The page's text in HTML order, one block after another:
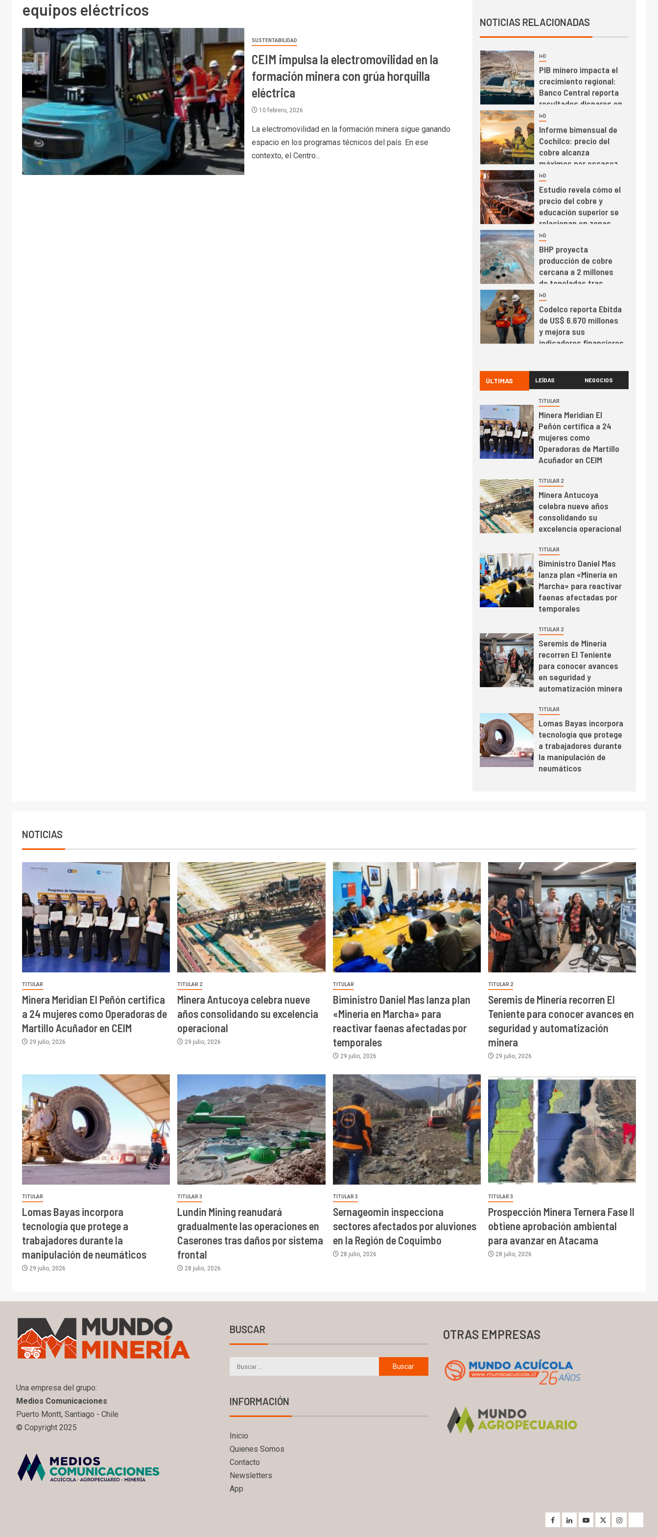
equipos eléctricos
SUSTENTABILIDAD
CEIM impulsa la electromovilidad en la
formación minera con grúa horquilla
eléctrica
10 febrero, 2026
La electromovilidad en la formación minera sigue ganando
espacio en los programas técnicos del país. En ese
contexto, el Centro...
NOTICIAS RELACIONADAS
mayo de 2026 cae
10,6%
3 I+D
PIB minero impacta el
crecimiento regional:
Banco Central reporta
resultados dispares en
el primer trimestre
4 I+D
Informe bimensual de
Cochilco: precio del
cobre alcanza
máximos por escasez
de concentrados
5 I+D
Estudio revela cómo el
precio del cobre y
educación superior se
relacionan en zonas
mineras
6 I+D
BHP proyecta
producción de cobre
cercana a 2 millones
de toneladas tras
récord en Escondida
I+D
Codelco reporta Ebitda
de US$ 6.670 millones
y mejora sus
indicadores financieros
Codelco Ventanas
prueba camión 100%
eléctrico para
transportar cátodos al
Puerto de San Antonio
2 I+D
Producción minera en
mayo de 2026 cae
10,6%
PIB minero impacta el
crecimiento regional:
Banco Central reporta
resultados dispares en
el primer trimestre
Informe bimensual de
Cochilco: precio del
cobre alcanza
máximos por escasez
de concentrados
5 I+D
Estudio revela cómo el
educación superior se
relacionan en zonas
mineras
6 I+D
BHP proyecta
producción de cobre
cercana a 2 millones
récord en Escondida
I+D
Codelco reporta Ebitda
de US$ 6.670 millones
y mejora sus
indicadores financieros
ÚLTIMAS LEÍDAS NEGOCIOS
TITULAR
Minera Meridian El
Peñón certifica a 24
mujeres como
Operadoras de Martillo
Acuñador en CEIM
TITULAR 2
Minera Antucoya
celebra nueve años
consolidando su
excelencia operacional
TITULAR
Biministro Daniel Mas
lanza plan «Minería en
Marcha» para reactivar
faenas afectadas por
temporales
TITULAR 2
Seremis de Minería
recorren El Teniente
para conocer avances
en seguridad y
automatización minera
TITULAR
Lomas Bayas incorpora
tecnología que protege
a trabajadores durante
la manipulación de
neumáticos
NOTICIAS
TITULAR
Minera Meridian El Peñón certifica
a 24 mujeres como Operadoras de
Martillo Acuñador en CEIM
29 julio, 2026
TITULAR 2
Minera Antucoya celebra nueve
años consolidando su excelencia
operacional
29 julio, 2026
TITULAR
Biministro Daniel Mas lanza plan
«Minería en Marcha» para
reactivar faenas afectadas por
temporales
29 julio, 2026
TITULAR 2
Seremis de Minería recorren El
Teniente para conocer avances en
seguridad y automatización
minera
29 julio, 2026
TITULAR
Lomas Bayas incorpora
tecnología que protege a
trabajadores durante la
manipulación de neumáticos
29 julio, 2026
TITULAR 3
Lundin Mining reanudará
gradualmente las operaciones en
Caserones tras daños por sistema
frontal
28 julio, 2026
TITULAR 3
Sernageomin inspecciona
sectores afectados por aluviones
en la Región de Coquimbo
28 julio, 2026
TITULAR 3
Prospección Minera Ternera Fase II
obtiene aprobación ambiental
para avanzar en Atacama
28 julio, 2026
Una empresa del grupo:
Medios Comunicaciones
Puerto Montt, Santiago - Chile
© Copyright 2025
BUSCAR
INFORMACIÓN
Inicio
Quienes Somos
Contacto
Newsletters
App
OTRAS EMPRESAS